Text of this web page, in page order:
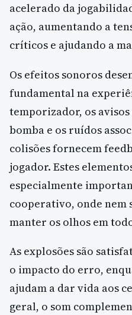
acelerado da
ação, aumentando a
críticos e ajudando a
Os efeitos sonoros
fundamental na
temporizador, os
bomba e os ruídos
colisões fornecem
jogador. Estes
especialmente
cooperativo, onde nem
manter os olhos em
As explosões são
o impacto do erro,
ajudam a dar vida aos
geral, o som